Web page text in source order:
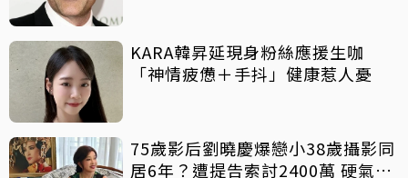
KARA韓昇延現身粉絲應援生咖
「神情疲憊＋手抖」健康惹人憂
75歲影后劉曉慶爆戀小38歲攝影同
居6年？遭提告索討2400萬 硬氣反